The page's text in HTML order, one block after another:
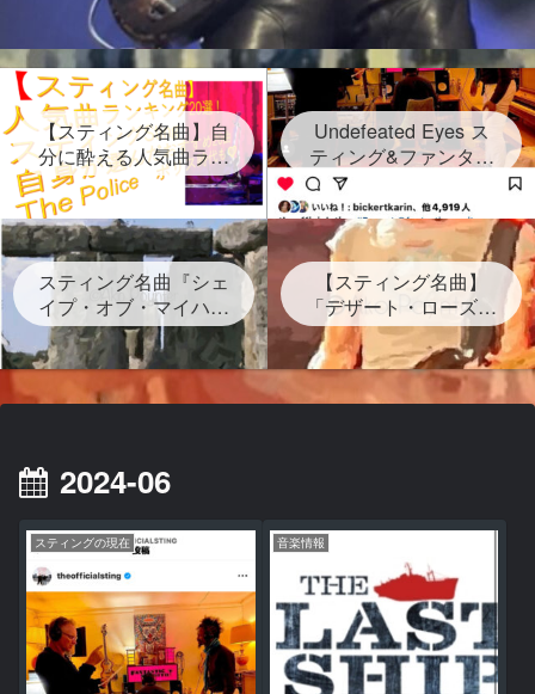
【スティング名曲】自
分に酔える人気曲ラン
キング20選！スティン
グセクシーショットが
放つ Sting自身が選ん
だ２０曲、なんと日本
語だけのタイトルソン
グが存在する？」
Undefeated Eyes ス
ティング&ファンタス
ティック・ネグリート
新曲発表！2024年6月
28日金！グラミー賞受
賞連続3回 しかし再ス
タートは路上だった
スティング名曲『シェ
イプ・オブ・マイハー
ト』ストーンヘンジの
岩の下書かれた曲を宇
多田ヒカルがサンプリ
ング なぜ？映画レオ
【スティング名曲】
「デザート・ローズ」
砂漠のバラは？岩？歌
詞・和訳・背景どんな
曲？
2024-06
スティングの現在 音楽情報